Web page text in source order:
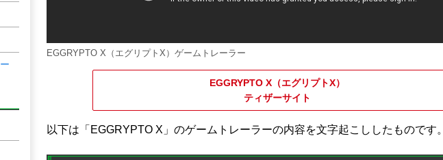
EGGRYPTO X（エグリプトX）ゲームトレーラー
EGGRYPTO X（エグリプトX）
ティザーサイト
以下は「EGGRYPTO X」のゲームトレーラーの内容を文字起こししたものです。